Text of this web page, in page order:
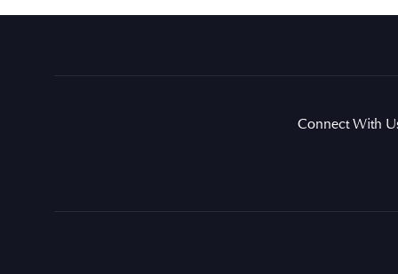
Connect With